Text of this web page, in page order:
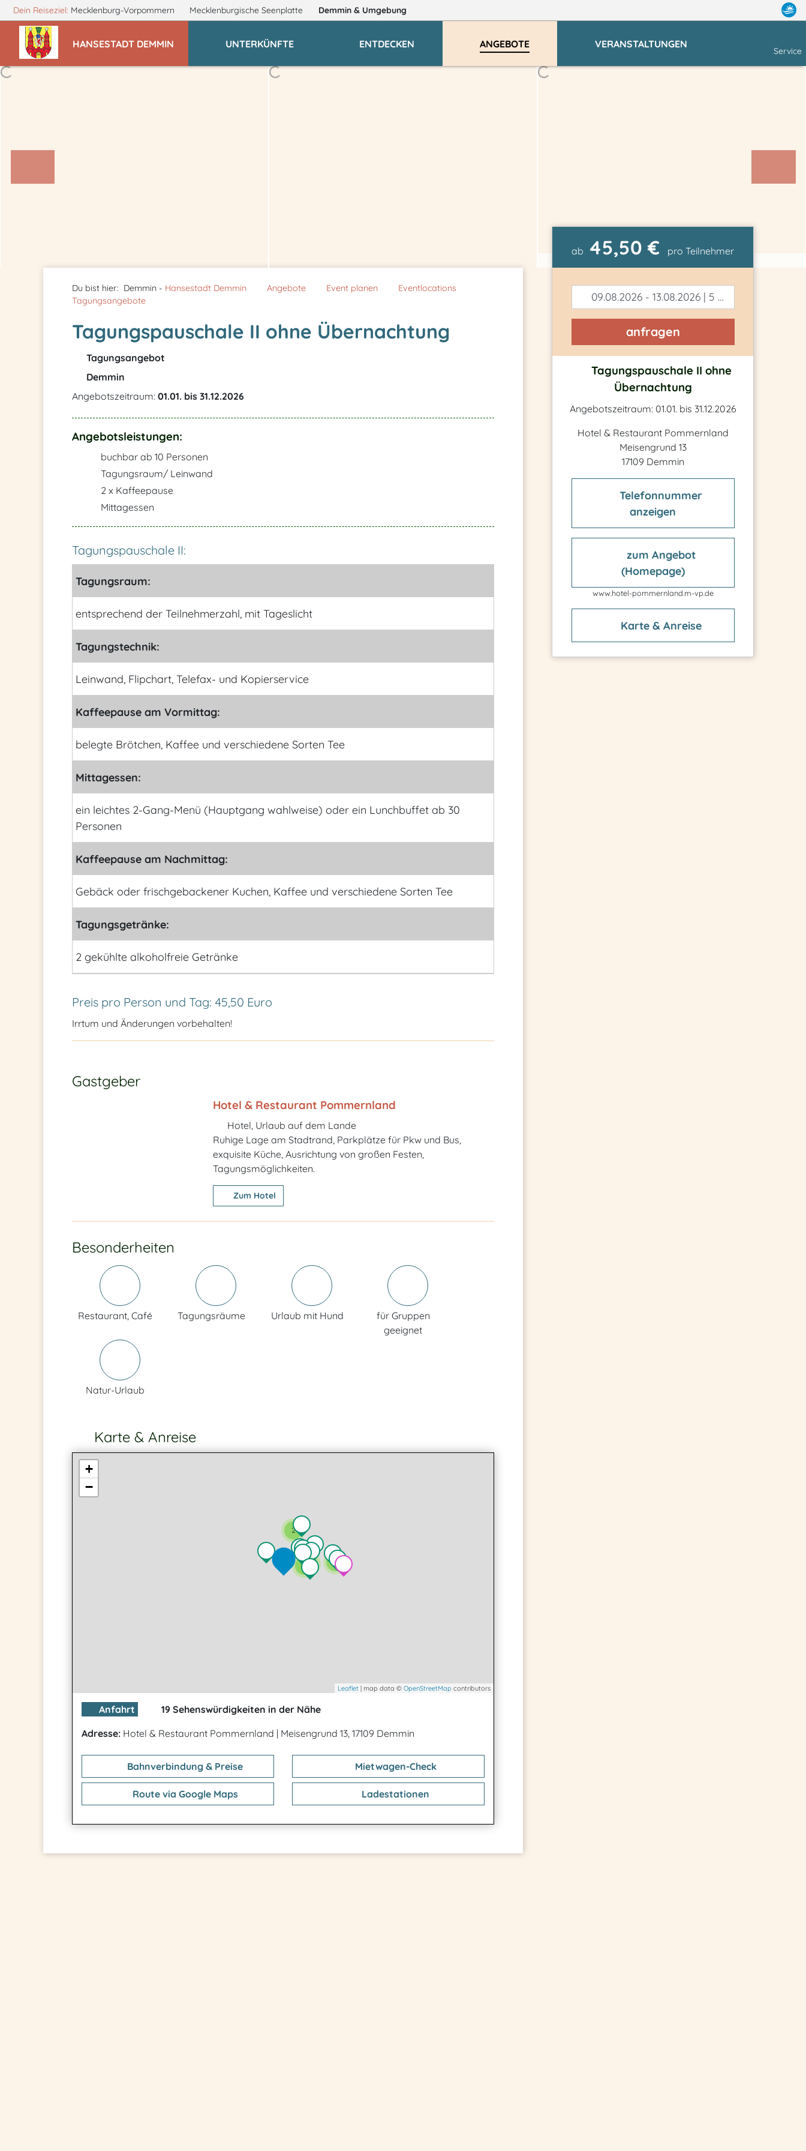
Dein Reiseziel: Mecklenburg-Vorpommern Mecklenburgische Seenplatte Demmin & Umgebung
HANSESTADT DEMMIN UNTERKÜNFTE ENTDECKEN ANGEBOTE VERANSTALTUNGEN
Service
Hotel & Restaurant Pommernland
Du bist hier: Demmin - Hansestadt Demmin Angebote Event planen
Eventlocations
Tagungsangebote
Tagungspauschale II ohne Übernachtung
Tagungsangebot
Demmin
Angebotszeitraum: 01.01. bis 31.12.2026
Angebotsleistungen:
buchbar ab 10 Personen
Tagungsraum/ Leinwand
2 x Kaffeepause
Mittagessen
Tagungspauschale II:
Tagungsraum:
entsprechend der Teilnehmerzahl, mit Tageslicht
Tagungstechnik:
Leinwand, Flipchart, Telefax- und Kopierservice
Kaffeepause am Vormittag:
belegte Brötchen, Kaffee und verschiedene Sorten Tee
Mittagessen:
ein leichtes 2-Gang-Menü (Hauptgang wahlweise) oder ein Lunchbuffet ab 30
Personen
Kaffeepause am Nachmittag:
Gebäck oder frischgebackener Kuchen, Kaffee und verschiedene Sorten Tee
Tagungsgetränke:
2 gekühlte alkoholfreie Getränke
Preis pro Person und Tag: 45,50 Euro
Irrtum und Änderungen vorbehalten!
Gastgeber
Hotel & Restaurant Pommernland
Hotel, Urlaub auf dem Lande
Ruhige Lage am Stadtrand, Parkplätze für Pkw und Bus,
exquisite Küche, Ausrichtung von großen Festen,
Tagungsmöglichkeiten.
Zum Hotel
Besonderheiten
Restaurant, Café Tagungsräume Urlaub mit Hund
für Gruppen
geeignet
Natur-Urlaub
Karte & Anreise
2
2
2
+
−
Leaflet | map data © OpenStreetMap contributors
Anfahrt
19 Sehenswürdigkeiten in der Nähe
Adresse: Hotel & Restaurant Pommernland | Meisengrund 13, 17109 Demmin
Bahnverbindung & Preise Mietwagen-Check
Route via Google Maps Ladestationen
ab 45,50 € pro Teilnehmer
09.08.2026 - 13.08.2026 | 5 Tage
anfragen
Tagungspauschale II ohne
Übernachtung
Angebotszeitraum: 01.01. bis 31.12.2026
Hotel & Restaurant Pommernland
Meisengrund 13
17109 Demmin
Telefonnummer
anzeigen
zum Angebot
(Homepage)
www.hotel-pommernland.m-vp.de
Karte & Anreise